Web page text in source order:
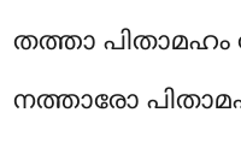
തത്താ
നത്താരോ